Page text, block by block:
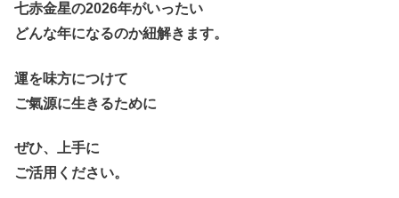
七赤金星の2026年がいったい
どんな年になるのか紐解きます。
運を味方につけて
ご氣源に生きるために
ぜひ、上手に
ご活用ください。